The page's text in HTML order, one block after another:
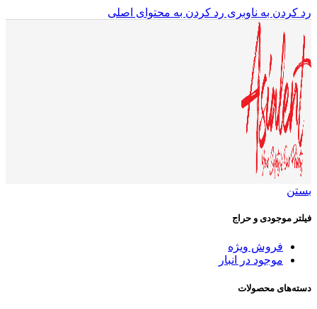
رد کردن به ناوبری رد کردن به محتوای اصلی
بستن
فیلتر موجودی و حراج
فروش ویژه
موجود در انبار
دسته‌های محصولات